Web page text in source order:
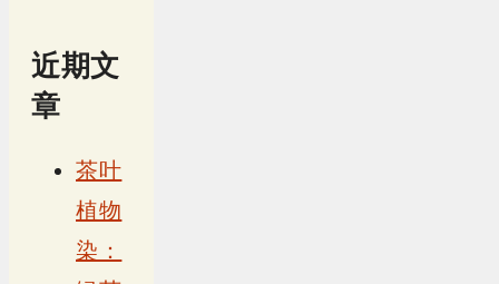
近期文
章
茶叶
植物
染：